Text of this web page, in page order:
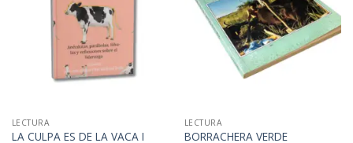
LECTURA
LA CULPA ES DE LA VACA I
LECTURA
BORRACHERA VERDE